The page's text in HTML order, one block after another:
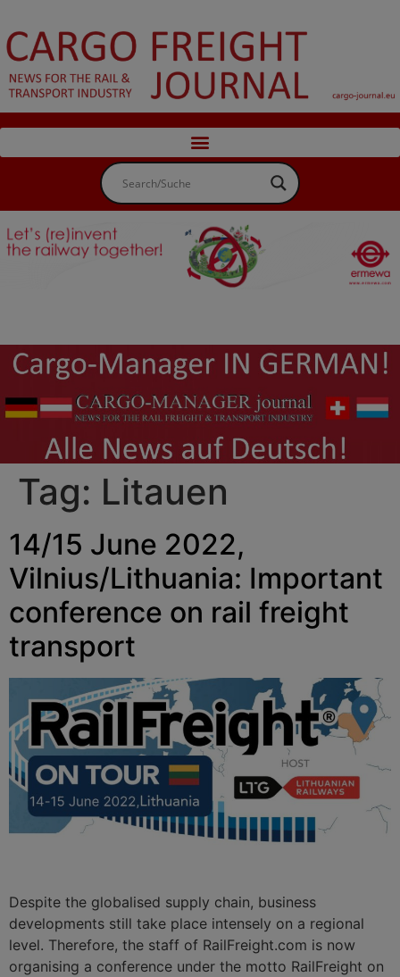
Tag: Litauen
14/15 June 2022,
Vilnius/Lithuania: Important
conference on rail freight
transport
Despite the globalised supply chain, business
developments still take place intensely on a regional
level. Therefore, the staff of RailFreight.com is now
organising a conference under the motto RailFreight on